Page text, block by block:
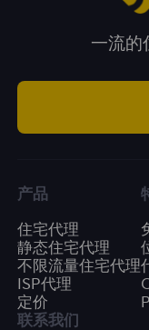
一流的
产品
住宅代理
静态住宅代理
不限流量住宅代理
ISP代理
定价
联系我们